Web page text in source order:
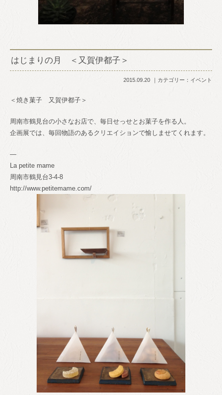
はじまりの月 ＜又賀伊都子＞
2015.09.20 カテゴリー： イベント
＜焼き菓子 又賀伊都子＞
周南市鶴見台の小さなお店で、毎日せっせとお菓子を作る人。
企画展では、毎回物語のあるクリエイションで愉しませてくれます。
—
La petite mame
周南市鶴見台3-4-8
http://www.petitemame.com/